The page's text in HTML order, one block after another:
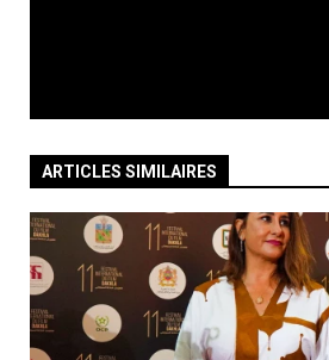
ARTICLES SIMILAIRES